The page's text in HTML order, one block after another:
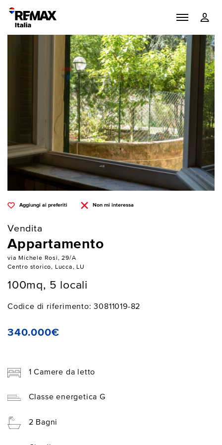
Aggiungi ai preferiti Non mi interessa
Vendita
Appartamento
via Michele Rosi, 29/A
Centro storico, Lucca, LU
100mq, 5 locali
Codice di riferimento: 30811019-82
340.000€
1 Camere da letto
Classe energetica G
2 Bagni